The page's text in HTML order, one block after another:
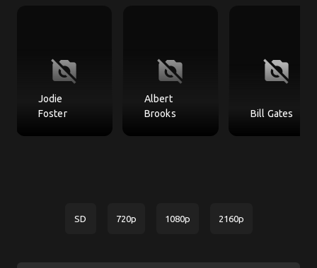
no_photography
Jodie
Foster
no_photography
Albert
Brooks
no_photography
Bill Gates
SD 720p 1080p 2160p